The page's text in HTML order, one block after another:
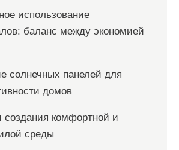
использование
баланс между экономией
солнечных панелей для
домов
создания комфортной и
среды